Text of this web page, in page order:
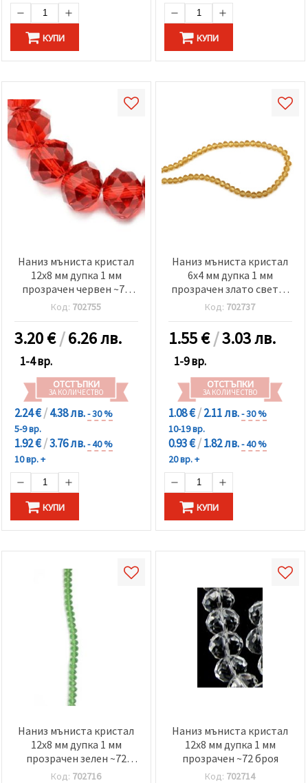
КУПИ КУПИ
Наниз мъниста кристал
12x8 мм дупка 1 мм
прозрачен червен ~72
броя
Код: 702755
3.20€/6.26 лв.
1-4 вр.
ОТСТЪПКИ
ЗА КОЛИЧЕСТВО
2.24 €/4.38 лв.- 30 %
5-9 вр.
1.92 €/3.76 лв.- 40 %
10 вр. +
КУПИ
Наниз мъниста кристал
6x4 мм дупка 1 мм
прозрачен злато светло
~88 броя
Код: 702737
1.55€/3.03 лв.
1-9 вр.
ОТСТЪПКИ
ЗА КОЛИЧЕСТВО
1.08 €/2.11 лв.- 30 %
10-19 вр.
0.93 €/1.82 лв.- 40 %
20 вр. +
КУПИ
Наниз мъниста кристал
12x8 мм дупка 1 мм
прозрачен зелен ~72
броя
Код: 702716
Наниз мъниста кристал
12x8 мм дупка 1 мм
прозрачен ~72 броя
Код: 702714